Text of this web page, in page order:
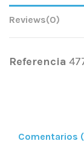
Reviews(0)
Referencia
Comentarios